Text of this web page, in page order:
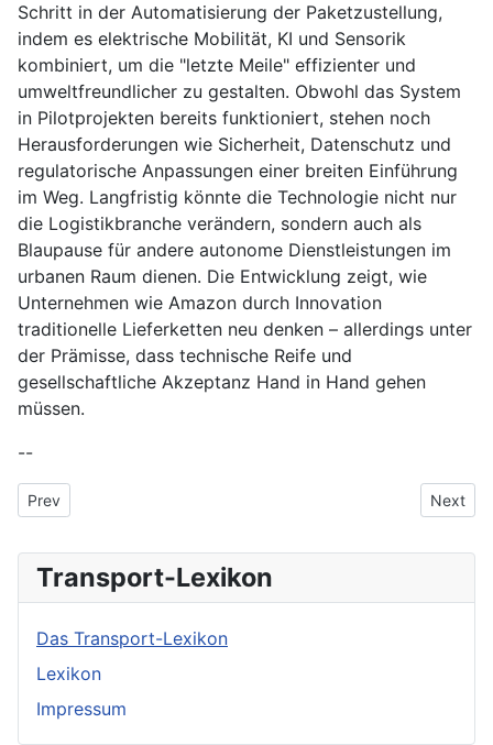
Schritt in der Automatisierung der Paketzustellung,
indem es elektrische Mobilität, KI und Sensorik
kombiniert, um die "letzte Meile" effizienter und
umweltfreundlicher zu gestalten. Obwohl das System
in Pilotprojekten bereits funktioniert, stehen noch
Herausforderungen wie Sicherheit, Datenschutz und
regulatorische Anpassungen einer breiten Einführung
im Weg. Langfristig könnte die Technologie nicht nur
die Logistikbranche verändern, sondern auch als
Blaupause für andere autonome Dienstleistungen im
urbanen Raum dienen. Die Entwicklung zeigt, wie
Unternehmen wie Amazon durch Innovation
traditionelle Lieferketten neu denken – allerdings unter
der Prämisse, dass technische Reife und
gesellschaftliche Akzeptanz Hand in Hand gehen
müssen.
--
Previous article: Agri-Food-Supply-Chain
Prev Next
Next
Transport-Lexikon
Das Transport-Lexikon
Lexikon
Impressum